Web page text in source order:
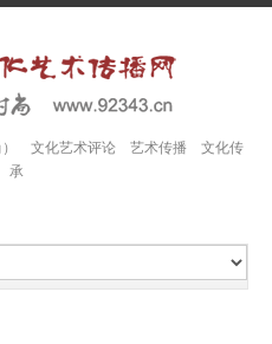
） 文化艺术评论 艺术传播 文化传
承